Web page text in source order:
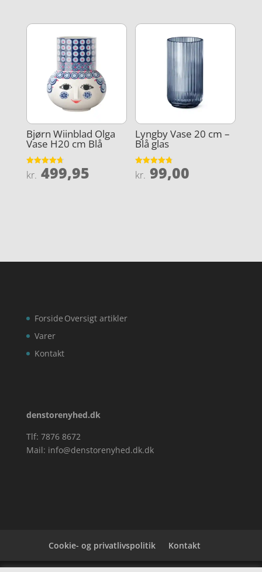
Bjørn Wiinblad Olga
Vase H20 cm Blå
Vurderet
4.7
kr. 499,95
Lyngby Vase 20 cm –
Blå glas
Vurderet
4.8
kr. 99,00
Forside
Varer
Kontakt
Oversigt artikler
denstorenyhed.dk
Tlf: 7876 8672
Mail: info@denstorenyhed.dk.dk
Cookie- og privatlivspolitik Kontakt